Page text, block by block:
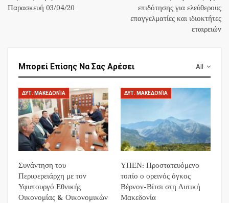
Παρασκευή 03/04/20
επιδότησης για ελεύθερους
επαγγελματίες και ιδιοκτήτες
εταιρειών
All
Μπορεί Επίσης Να Σας Αρέσει
ΔΥΤ. ΜΑΚΕΔΟΝΊΑ
Συνάντηση του
Περιφερειάρχη με τον
Υφυπουργό Εθνικής
Οικονομίας & Οικονομικών
ΔΥΤ. ΜΑΚΕΔΟΝΊΑ
ΥΠΕΝ: Προστατευόμενο
τοπίο ο ορεινός όγκος
Βέρνον-Βίτσι στη Δυτική
Μακεδονία